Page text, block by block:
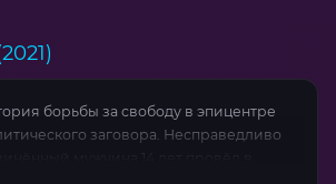
борьбы за свободу в эпицентре
заговора. Несправедливо
мужчина 14 лет провёл в